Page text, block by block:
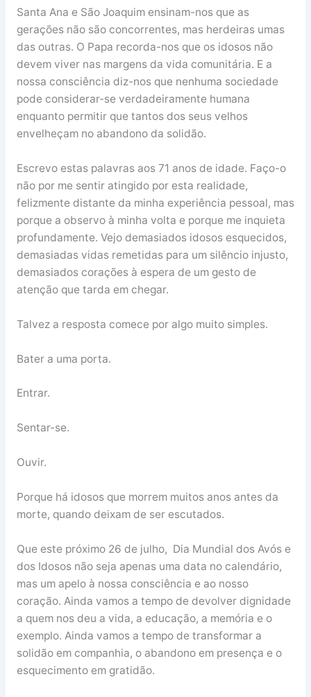
Santa Ana e São Joaquim ensinam-nos que as
gerações não são concorrentes, mas herdeiras umas
das outras. O Papa recorda-nos que os idosos não
devem viver nas margens da vida comunitária. E a
nossa consciência diz-nos que nenhuma sociedade
pode considerar-se verdadeiramente humana
enquanto permitir que tantos dos seus velhos
envelheçam no abandono da solidão.
Escrevo estas palavras aos 71 anos de idade. Faço-o
não por me sentir atingido por esta realidade,
felizmente distante da minha experiência pessoal, mas
porque a observo à minha volta e porque me inquieta
profundamente. Vejo demasiados idosos esquecidos,
demasiadas vidas remetidas para um silêncio injusto,
demasiados corações à espera de um gesto de
atenção que tarda em chegar.
Talvez a resposta comece por algo muito simples.
Bater a uma porta.
Entrar.
Sentar-se.
Ouvir.
Porque há idosos que morrem muitos anos antes da
morte, quando deixam de ser escutados.
Que este próximo 26 de julho, Dia Mundial dos Avós e
dos Idosos não seja apenas uma data no calendário,
mas um apelo à nossa consciência e ao nosso
coração. Ainda vamos a tempo de devolver dignidade
a quem nos deu a vida, a educação, a memória e o
exemplo. Ainda vamos a tempo de transformar a
solidão em companhia, o abandono em presença e o
esquecimento em gratidão.